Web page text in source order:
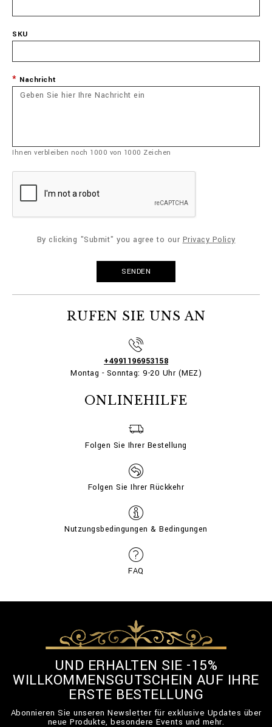
RUFEN SIE UNS AN
+4991196953158
Montag - Sonntag: 9-20 Uhr (MEZ)
ONLINEHILFE
Folgen Sie Ihrer Bestellung
Folgen Sie Ihrer Rückkehr
Nutzungsbedingungen & Bedingungen
FAQ
SKU
Nachricht
Ihnen verbleiben noch 1000 von 1000 Zeichen
By clicking "Submit" you agree to our Privacy Policy
UND ERHALTEN SIE -15%
WILLKOMMENSGUTSCHEIN AUF IHRE
ERSTE BESTELLUNG
Abonnieren Sie unseren Newsletter für exklusive Updates über
neue Produkte, besondere Events und mehr.